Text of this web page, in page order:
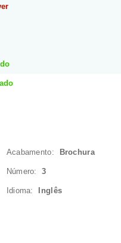
Acabamento: Brochura
Número:3
Idioma: Inglês